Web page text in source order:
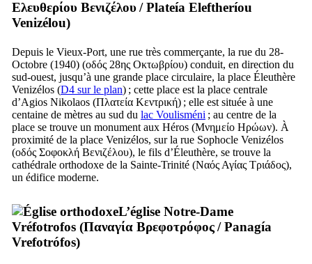
Ελευθερίου Βενιζέλου/Plateía Eleftheríou
Venizélou)
Depuis le Vieux-Port, une rue très commerçante, la rue du 28-
Octobre (1940) (οδός 28ης Οκτωβρίου) conduit, en direction du
sud-ouest, jusqu’à une grande place circulaire, la place Éleuthère
Venizélos (D4 sur le plan) ; cette place est la place centrale
d’Agios Nikolaos (Πλατεία Κεντρική) ; elle est située à une
centaine de mètres au sud du lac Voulisméni ; au centre de la
place se trouve un monument aux Héros (Μνημείο Ηρώων). À
proximité de la place Venizélos, sur la rue Sophocle Venizélos
(οδός Σοφοκλή Βενιζέλου), le fils d’Éleuthère, se trouve la
cathédrale orthodoxe de la Sainte-Trinité (Ναός Αγίας Τριάδος),
un édifice moderne.
L’église Notre-Dame
Vréfotrofos (Παναγία Βρεφοτρόφος/Panagía
Vrefotrófos)